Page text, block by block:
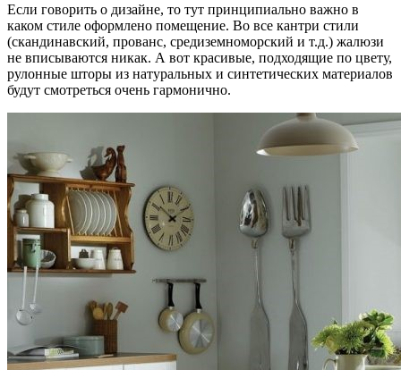
Если говорить о дизайне, то тут принципиально важно в
каком стиле оформлено помещение. Во все кантри стили
(скандинавский, прованс, средиземноморский и т.д.) жалюзи
не вписываются никак. А вот красивые, подходящие по цвету,
рулонные шторы из натуральных и синтетических материалов
будут смотреться очень гармонично.